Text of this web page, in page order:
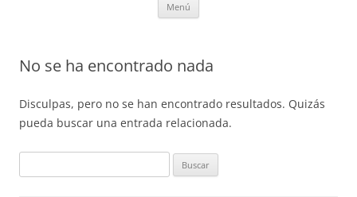
Menú
No se ha encontrado nada
Disculpas, pero no se han encontrado resultados. Quizás
pueda buscar una entrada relacionada.